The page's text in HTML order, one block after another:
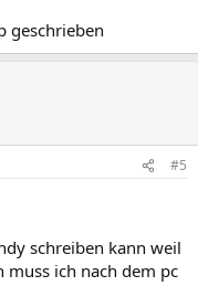
geschrieben
#5
schreiben kann weil
muss ich nach dem pc